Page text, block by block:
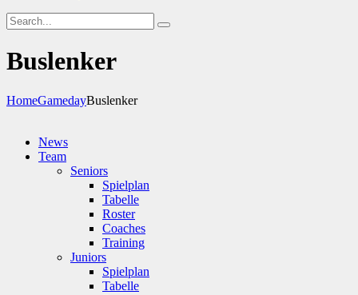
Buslenker
HomeGamedayBuslenker
News
Team
Seniors
Spielplan
Tabelle
Roster
Coaches
Training
Juniors
Spielplan
Tabelle